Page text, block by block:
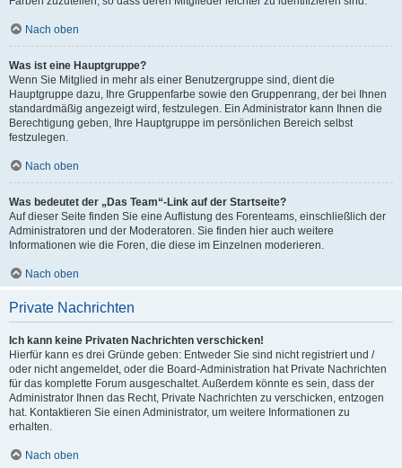
Nach oben
Was ist eine Hauptgruppe?
Wenn Sie Mitglied in mehr als einer Benutzergruppe sind, dient die
Hauptgruppe dazu, Ihre Gruppenfarbe sowie den Gruppenrang, der bei Ihnen
standardmäßig angezeigt wird, festzulegen. Ein Administrator kann Ihnen die
Berechtigung geben, Ihre Hauptgruppe im persönlichen Bereich selbst
festzulegen.
Nach oben
Was bedeutet der „Das Team“-Link auf der Startseite?
Auf dieser Seite finden Sie eine Auflistung des Forenteams, einschließlich der
Administratoren und der Moderatoren. Sie finden hier auch weitere
Informationen wie die Foren, die diese im Einzelnen moderieren.
Nach oben
Private Nachrichten
Ich kann keine Privaten Nachrichten verschicken!
Hierfür kann es drei Gründe geben: Entweder Sie sind nicht registriert und /
oder nicht angemeldet, oder die Board-Administration hat Private Nachrichten
für das komplette Forum ausgeschaltet. Außerdem könnte es sein, dass der
Administrator Ihnen das Recht, Private Nachrichten zu verschicken, entzogen
hat. Kontaktieren Sie einen Administrator, um weitere Informationen zu
erhalten.
Nach oben